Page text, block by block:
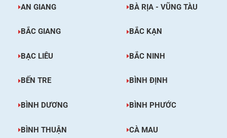
AN GIANG BÀ RỊA - VŨNG TÀU
BẮC GIANG BẮC KẠN
BẠC LIÊU BẮC NINH
BẾN TRE BÌNH ĐỊNH
BÌNH DƯƠNG BÌNH PHƯỚC
BÌNH THUẬN CÀ MAU